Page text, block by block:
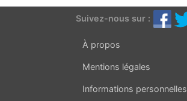
Suivez-nous sur :
À propos
Mentions légales
Informations personnelles